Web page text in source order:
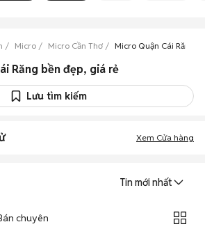
Micro Micro Cần Thơ Micro Quận Cái Răng
Răng bền đẹp, giá rẻ
Lưu tìm kiếm
Xem Cửa hàng
Tin mới nhất
chuyên